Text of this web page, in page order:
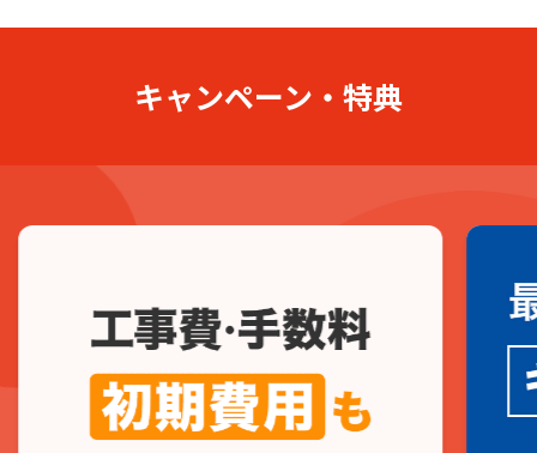
キャンペーン・特典